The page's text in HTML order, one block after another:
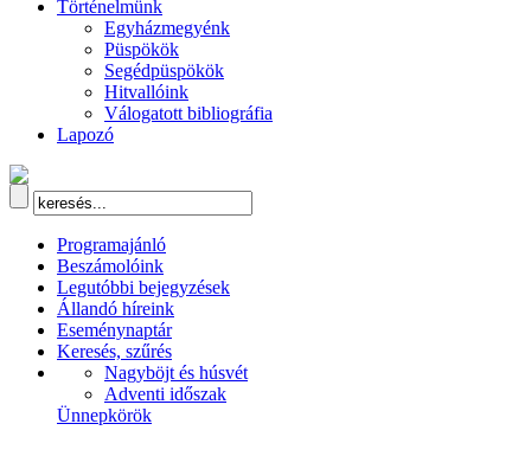
Történelmünk
Egyházmegyénk
Püspökök
Segédpüspökök
Hitvallóink
Válogatott bibliográfia
Lapozó
Programajánló
Beszámolóink
Legutóbbi bejegyzések
Állandó híreink
Eseménynaptár
Keresés, szűrés
Nagyböjt és húsvét
Adventi időszak
Ünnepkörök